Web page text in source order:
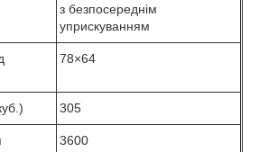
з безпосереднім
уприскуванням
78×64
305
3600